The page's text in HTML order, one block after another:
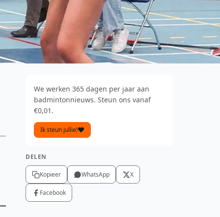
We werken 365 dagen per jaar aan
badmintonnieuws. Steun ons vanaf
€0,01.
Ik steun jullie!
DELEN
Kopieer WhatsApp X
Facebook